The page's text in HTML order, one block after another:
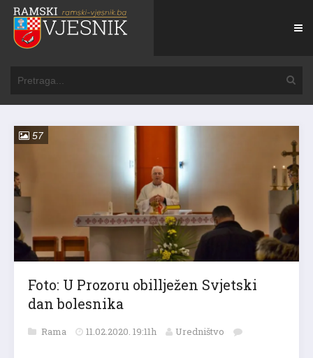
57
Foto: U Prozoru obillježen Svjetski
dan bolesnika
Rama 11.02.2020. 19:11h Uredništvo